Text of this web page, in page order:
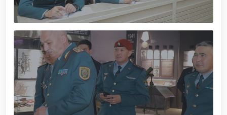
xizmat itlari ko‘rgazmasi tashkil etildi. // “Dog
biatloni” bellashuvining 6-respublika idoralararo
musobaqasi g'oliblari aniqlandi. // O‘zbekistonning
harbiy salohiyatini mustahkamlash: islohotlar va
ustuvor vazifalar.// Milliy gvardiya qo‘mondoni
Jamoat xavfsizligi universiteti bitiruvchi kursantlari
bilan uchrashdi.// 9-may — Xotira va qadrlash kuni
munosabati bilan Milliy gvardiya qoʻmondonligi
tomonidan poytaxtimizda istiqomat qiluvchi Ikkinchi
jahon urushi qatnashchilari va faxriylari holidan xabar
olindi. // “Uyg‘oq xotira” nomli teatrlashtirilgan